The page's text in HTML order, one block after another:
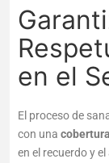
en el
El proceso de
con una
en el recuerdo y